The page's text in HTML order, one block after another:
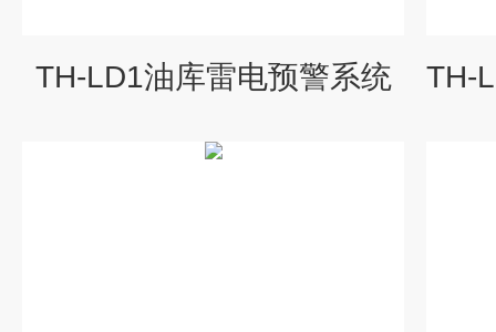
TH-LD1油库雷电预警系统